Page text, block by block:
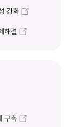
강화
해결
구축